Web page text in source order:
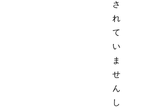
さ
れ
て
い
ま
せ
ん
し